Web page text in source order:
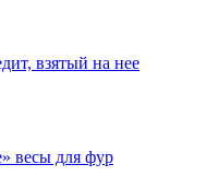
взятый на нее
весы для фур